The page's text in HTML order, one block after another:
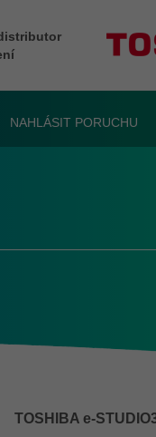
NAHLÁSIT PORUCHU
TOSHIBA e-